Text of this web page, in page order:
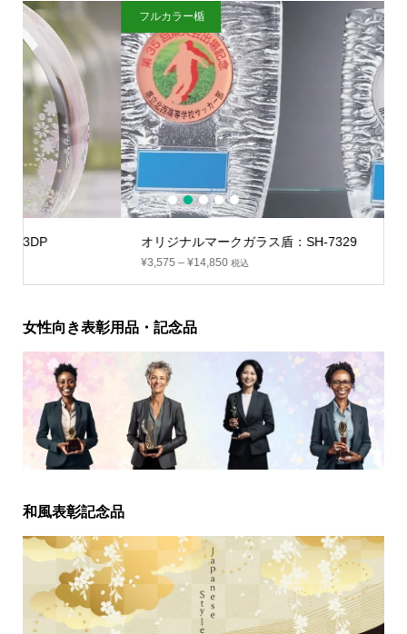
オリジナルマークガラス盾：SH-7329
税込
フルカラー楯
1 2 3 4 5
女性向き表彰用品・記念品
和風表彰記念品